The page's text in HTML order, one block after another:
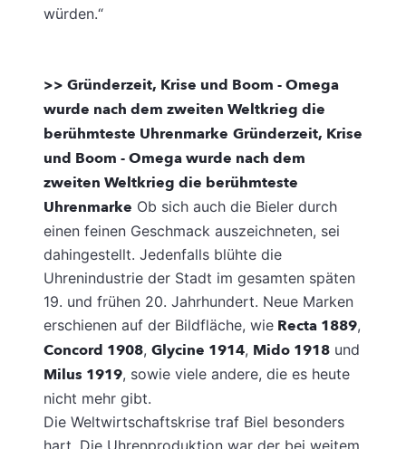
würden.“
>> Gründerzeit, Krise und Boom - Omega
wurde nach dem zweiten Weltkrieg die
berühmteste Uhrenmarke Gründerzeit, Krise
und Boom - Omega wurde nach dem
zweiten Weltkrieg die berühmteste
Uhrenmarke Ob sich auch die Bieler durch
einen feinen Geschmack auszeichneten, sei
dahingestellt. Jedenfalls blühte die
Uhrenindustrie der Stadt im gesamten späten
19. und frühen 20. Jahrhundert. Neue Marken
erschienen auf der Bildfläche, wie Recta 1889,
Concord 1908, Glycine 1914, Mido 1918 und
Milus 1919, sowie viele andere, die es heute
nicht mehr gibt.
Die Weltwirtschaftskrise traf Biel besonders
hart. Die Uhrenproduktion war der bei weitem